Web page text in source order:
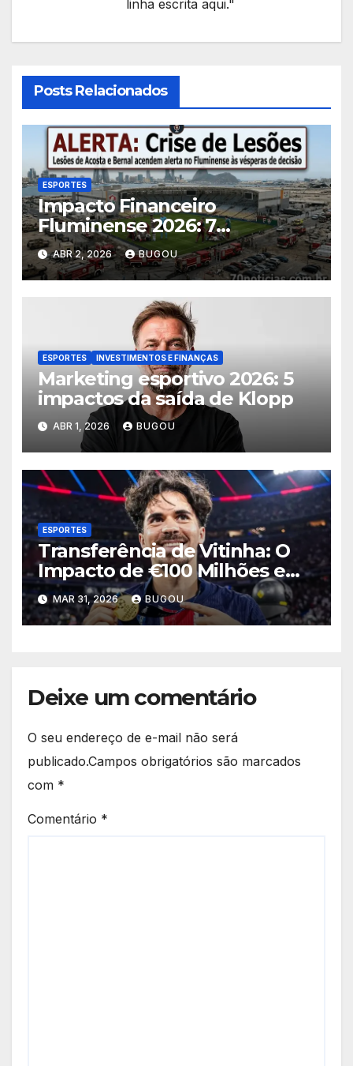
linha escrita aqui."
Posts Relacionados
ESPORTES
Impacto Financeiro
Fluminense 2026: 7
Consequências das Lesões
ABR 2, 2026 BUGOU
ESPORTES INVESTIMENTOS E FINANÇAS
Marketing esportivo 2026: 5
impactos da saída de Klopp
ABR 1, 2026 BUGOU
ESPORTES
Transferência de Vitinha: O
Impacto de €100 Milhões em
2026
MAR 31, 2026 BUGOU
Deixe um comentário
O seu endereço de e-mail não será
publicado.Campos obrigatórios são marcados
com *
Comentário *